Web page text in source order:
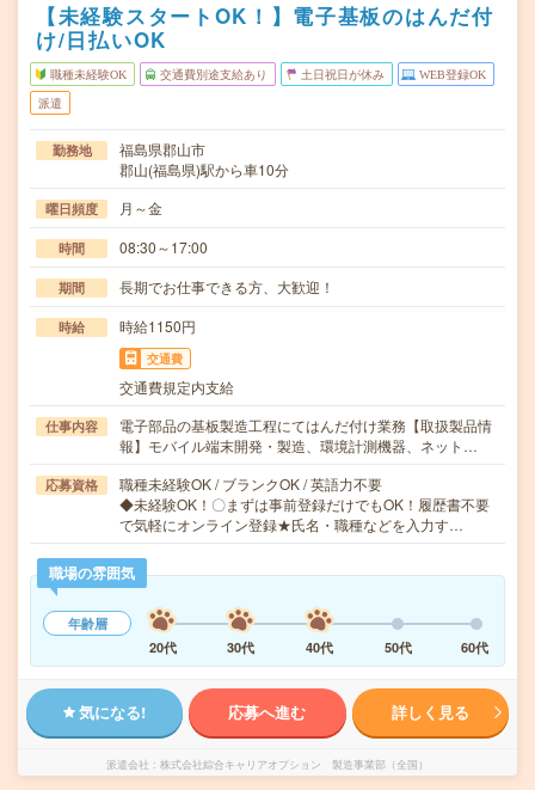
【未経験スタートOK！】電子基板のはんだ付
け/日払いOK
職種未経験OK 交通費別途支給あり 土日祝日が休み WEB登録OK
派遣
勤務地
福島県郡山市
郡山(福島県)駅から車10分
曜日頻度 月～金
時間 08:30～17:00
期間 長期でお仕事できる方、大歓迎！
時給 時給1150円
交通費
交通費規定内支給
仕事内容
電子部品の基板製造工程にてはんだ付け業務【取扱製品情
報】モバイル端末開発・製造、環境計測機器、ネット…
応募資格
職種未経験OK / ブランクOK / 英語力不要
◆未経験OK！〇まずは事前登録だけでもOK！履歴書不要
で気軽にオンライン登録★氏名・職種などを入力す…
職場の雰囲気
年齢層
20代
30代 40代 50代 60代
気になる! 応募へ進む 詳しく見る
派遣会社 株式会社綜合キャリアオプション 製造事業部（全国）